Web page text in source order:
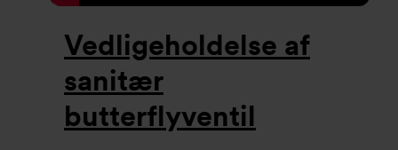
Vedligeholdelse af
sanitær
butterflyventil